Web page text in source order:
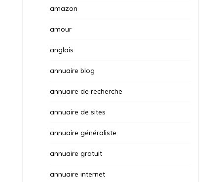
amazon
amour
anglais
annuaire blog
annuaire de recherche
annuaire de sites
annuaire généraliste
annuaire gratuit
annuaire internet